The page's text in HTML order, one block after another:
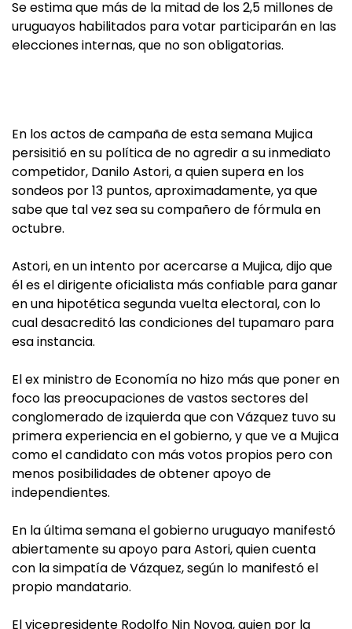
Se estima que más de la mitad de los 2,5 millones de
uruguayos habilitados para votar participarán en las
elecciones internas, que no son obligatorias.
En los actos de campaña de esta semana Mujica
persisitió en su política de no agredir a su inmediato
competidor, Danilo Astori, a quien supera en los
sondeos por 13 puntos, aproximadamente, ya que
sabe que tal vez sea su compañero de fórmula en
octubre.
Astori, en un intento por acercarse a Mujica, dijo que
él es el dirigente oficialista más confiable para ganar
en una hipotética segunda vuelta electoral, con lo
cual desacreditó las condiciones del tupamaro para
esa instancia.
El ex ministro de Economía no hizo más que poner en
foco las preocupaciones de vastos sectores del
conglomerado de izquierda que con Vázquez tuvo su
primera experiencia en el gobierno, y que ve a Mujica
como el candidato con más votos propios pero con
menos posibilidades de obtener apoyo de
independientes.
En la última semana el gobierno uruguayo manifestó
abiertamente su apoyo para Astori, quien cuenta
con la simpatía de Vázquez, según lo manifestó el
propio mandatario.
El vicepresidente Rodolfo Nin Novoa, quien por la